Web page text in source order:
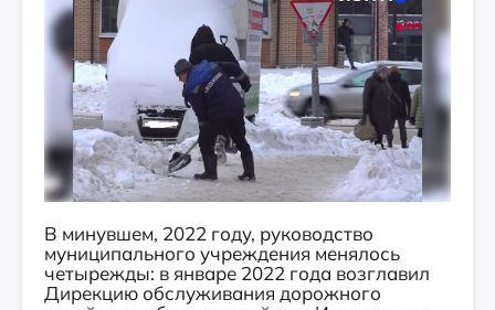
В минувшем, 2022 году, руководство
муниципального учреждения менялось
четырежды: в январе 2022 года возглавил
Дирекцию обслуживания дорожного